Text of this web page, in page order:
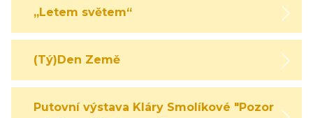
„Letem světem“
(Tý)Den Země
Putovní výstava Kláry Smolíkové "Pozor,